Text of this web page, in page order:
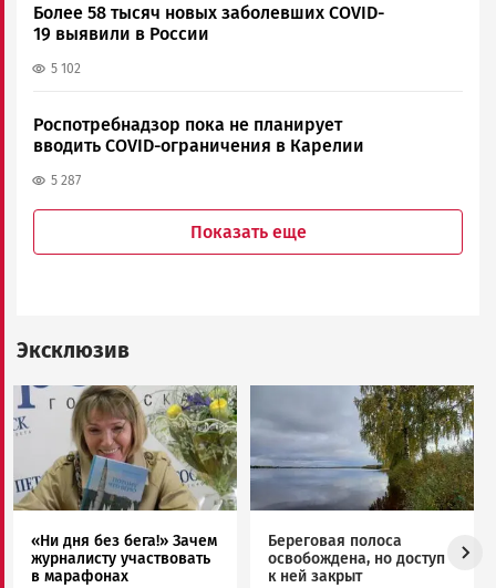
Более 58 тысяч новых заболевших COVID-
19 выявили в России
5 102
Роспотребнадзор пока не планирует
вводить COVID-ограничения в Карелии
5 287
Показать еще
Эксклюзив
Image
«Ни дня без бега!» Зачем
журналисту участвовать
в марафонах
Береговая полоса
освобождена, но доступ
к ней закрыт